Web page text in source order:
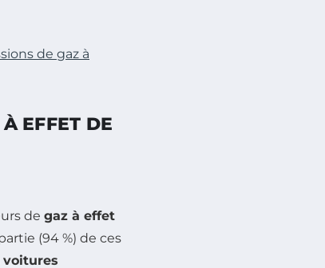
de gaz à
EFFET DE
de gaz à effet
(94 %) de ces
voitures